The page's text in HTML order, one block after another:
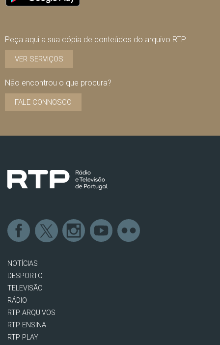
Peça aqui a sua cópia de conteúdos do arquivo RTP
VER SERVIÇOS
Não encontrou o que procura?
FALE CONNOSCO
NOTÍCIAS
DESPORTO
TELEVISÃO
RÁDIO
RTP ARQUIVOS
RTP ENSINA
RTP PLAY